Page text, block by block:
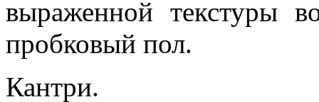
выраженной текстуры
пробковый пол.
Кантри.